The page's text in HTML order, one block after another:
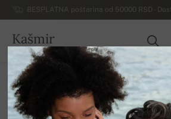
BESPLATNA poštarina od 50000 RSD -
Kašmir
SRBIJA
Početna
Luksuzni muški džemperi od kašmira
Muški džemperi na dugmad